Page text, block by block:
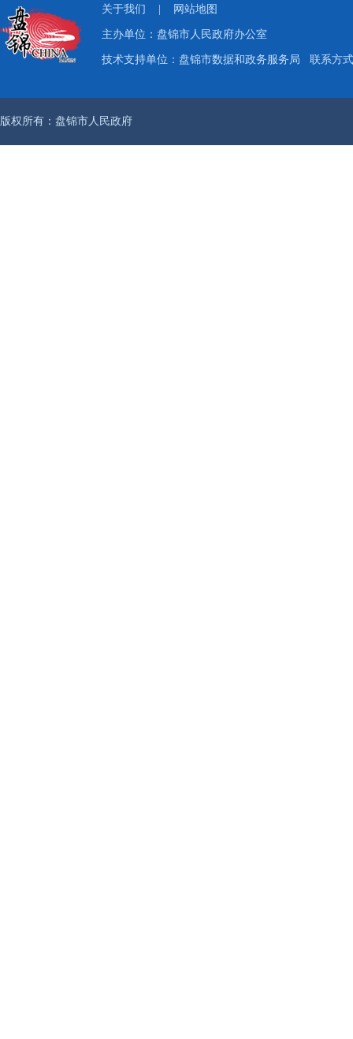
关于我们 网站地图
主办单位：盘锦市人民政府办公室
技术支持单位：盘锦市数据和政务服务局 联系方
版权所有：盘锦市人民政府